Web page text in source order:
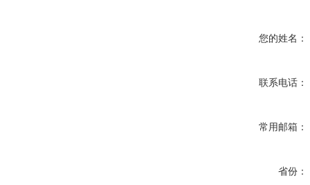
您的姓名：
联系电话：
常用邮箱：
省份：